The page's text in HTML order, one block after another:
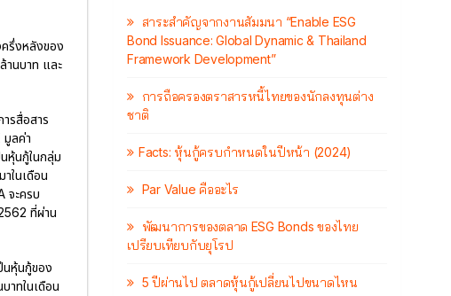
รึ่งหลังของ
านบาท และ
รสื่อสาร
มูลค่า
หุ้นกู้ในกลุ่ม
ในเดือน
จะครบ
ที่ผ่าน
นหุ้นกู้ของ
าทในเดือน
สาระสำคัญจากงานสัมมนา “Enable ESG
Bond Issuance: Global Dynamic & Thailand
Framework Development”
การถือครองตราสารหนี้ไทยของนักลงทุนต่าง
ชาติ
Facts: หุ้นกู้ครบกำหนดในปีหน้า (2024)
Par Value คืออะไร
พัฒนาการของตลาด ESG Bonds ของไทย
เปรียบเทียบกับยุโรป
5 ปีผ่านไป ตลาดหุ้นกู้เปลี่ยนไปขนาดไหน